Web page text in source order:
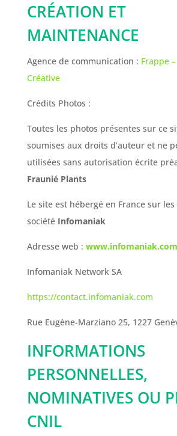
CRÉATION ET
MAINTENANCE
Agence de communication : Frappe
Créative
Crédits Photos :
Toutes les photos présentes sur ce
soumises aux droits d’auteur et ne
utilisées sans autorisation écrite
Fraunié Plants
Le site est hébergé en France sur
société Infomaniak
Adresse web : www.infomaniak.com
Infomaniak Network SA
https://contact.infomaniak.com
Rue Eugène-Marziano 25, 1227
INFORMATIONS
PERSONNELLES,
NOMINATIVES OU
CNIL